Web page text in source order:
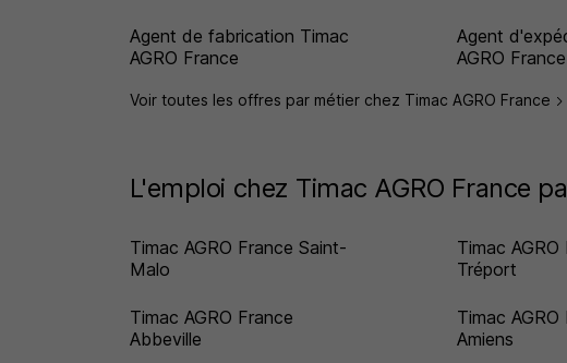
Agent de fabrication Timac
AGRO France
Agent
AGRO France
Voir toutes les offres par métier chez Timac AGRO France
L'emploi chez Timac AGRO France
Timac AGRO France Saint-
Malo
Timac AGRO
Tréport
Timac AGRO France
Abbeville
Timac AGRO
Amiens